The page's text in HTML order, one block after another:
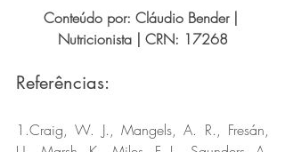
Conteúdo por: Cláudio Bender |
Nutricionista | CRN: 17268
Referências:
1.Craig, W. J., Mangels, A. R., Fresán,